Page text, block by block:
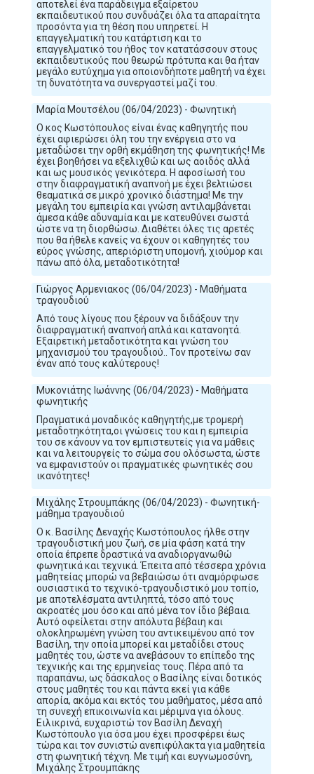
αποτελεί ένα παράδειγμα εξαίρετου
εκπαιδευτικού που συνδυάζει όλα τα απαραίτητα
προσόντα για τη θέση που υπηρετεί. Η
επαγγελματική του κατάρτιση και το
επαγγελματικό του ήθος τον κατατάσσουν στους
εκπαιδευτικούς που θεωρώ πρότυπα και θα ήταν
μεγάλο ευτύχημα για οποιονδήποτε μαθητή να έχει
τη δυνατότητα να συνεργαστεί μαζί του.
Μαρία Μουτσέλου (06/04/2023) - Φωνητική
Ο κος Κωστόπουλος είναι ένας καθηγητής που
έχει αφιερώσει όλη του την ενέργεια στο να
μεταδώσει την ορθή εκμάθηση της φωνητικής! Με
έχει βοηθήσει να εξελιχθώ και ως αοιδός αλλά
και ως μουσικός γενικότερα. Η αφοσίωσή του
στην διαφραγματική αναπνοή με έχει βελτιώσει
θεαματικά σε μικρό χρονικό διάστημα! Με την
μεγάλη του εμπειρία και γνώση αντιλαμβάνεται
άμεσα κάθε αδυναμία και με κατευθύνει σωστά
ώστε να τη διορθώσω. Διαθέτει όλες τις αρετές
που θα ήθελε κανείς να έχουν οι καθηγητές του
εύρος γνώσης, απεριόριστη υπομονή, χιούμορ και
πάνω από όλα, μεταδοτικότητα!
Γιώργος Αρμενιακος (06/04/2023) - Μαθήματα
τραγουδιού
Από τους λίγους που ξέρουν να διδάξουν την
διαφραγματική αναπνοή απλά και κατανοητά.
Εξαιρετική μεταδοτικότητα και γνώση του
μηχανισμού του τραγουδιού.. Τον προτείνω σαν
έναν από τους καλύτερους!
Μυκονιάτης Ιωάννης (06/04/2023) - Μαθήματα
φωνητικής
Πραγματικά μοναδικός καθηγητής,με τρομερή
μεταδοτηκότητα,οι γνώσεις του και η εμπειρία
του σε κάνουν να τον εμπιστευτείς για να μάθεις
και να λειτουργείς το σώμα σου ολόσωστα, ώστε
να εμφανιστούν οι πραγματικές φωνητικές σου
ικανότητες!
Μιχάλης Στρουμπάκης (06/04/2023) - Φωνητική-
μάθημα τραγουδιού
Ο κ. Βασίλης Δεναχής Κωστόπουλος ήλθε στην
τραγουδιστική μου ζωή, σε μία φάση κατά την
οποία έπρεπε δραστικά να αναδιοργανωθώ
φωνητικά και τεχνικά. Έπειτα από τέσσερα χρόνια
μαθητείας μπορώ να βεβαιώσω ότι αναμόρφωσε
ουσιαστικά το τεχνικό-τραγουδιστικό μου τοπίο,
με αποτελέσματα αντιληπτά, τόσο από τους
ακροατές μου όσο και από μένα τον ίδιο βέβαια.
Αυτό οφείλεται στην απόλυτα βέβαιη και
ολοκληρωμένη γνώση του αντικειμένου από τον
Βασίλη, την οποία μπορεί και μεταδίδει στους
μαθητές του, ώστε να ανεβάσουν το επίπεδο της
τεχνικής και της ερμηνείας τους. Πέρα από τα
παραπάνω, ως δάσκαλος ο Βασίλης είναι δοτικός
στους μαθητές του και πάντα εκεί για κάθε
απορία, ακόμα και εκτός του μαθήματος, μέσα από
τη συνεχή επικοινωνία και μέριμνα για όλους.
Ειλικρινά, ευχαριστώ τον Βασίλη Δεναχή
Κωστόπουλο για όσα μου έχει προσφέρει έως
τώρα και τον συνιστώ ανεπιφύλακτα για μαθητεία
στη φωνητική τέχνη. Με τιμή και ευγνωμοσύνη,
Μιχάλης Στρουμπάκης